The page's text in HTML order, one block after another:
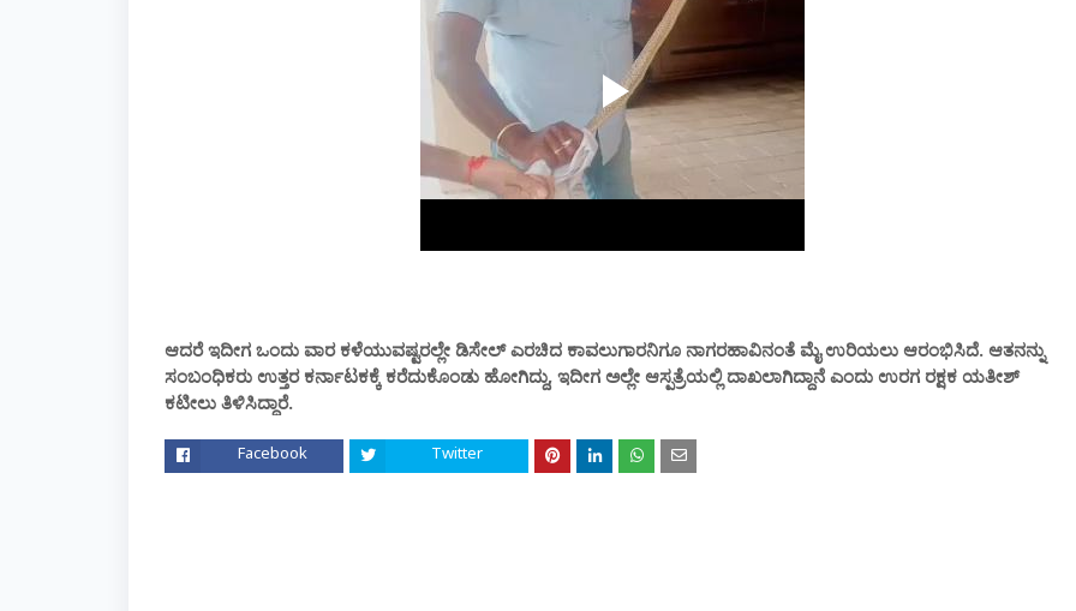
ಆದರೆ ಇದೀಗ ಒಂದು ವಾರ ಕಳೆಯುವಷ್ಟರಲ್ಲೇ ಡಿಸೇಲ್ ಎರಚಿದ ಕಾವಲುಗಾರನಿಗೂ ನಾಗರಹಾವಿನಂತೆ ಮೈ ಉರಿಯಲು ಆರಂಭಿಸಿದೆ. ಆತನನ್ನು
ಸಂಬಂಧಿಕರು ಉತ್ತರ ಕರ್ನಾಟಕಕ್ಕೆ ಕರೆದುಕೊಂಡು ಹೋಗಿದ್ದು, ಇದೀಗ ಅಲ್ಲೇ ಆಸ್ಪತ್ರೆಯಲ್ಲಿ ದಾಖಲಾಗಿದ್ದಾನೆ ಎಂದು ಉರಗ ರಕ್ಷಕ ಯತೀಶ್
ಕಟೀಲು ತಿಳಿಸಿದ್ದಾರೆ.
Facebook Twitter